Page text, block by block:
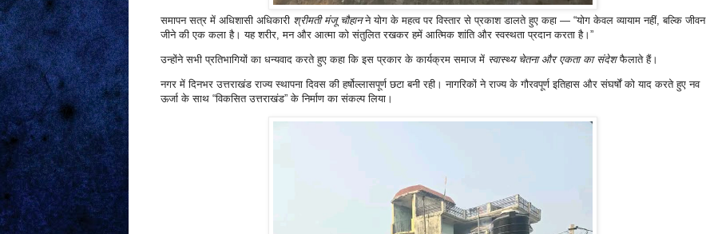
समापन सत्र में अधिशासी अधिकारी श्रीमती मंजू चौहानने योग के महत्व पर विस्तार से प्रकाश डालते हुए कहा — “योग केवल व्यायाम नहीं, बल्कि जीवन
जीने की एक कला है। यह शरीर, मन और आत्मा को संतुलित रखकर हमें आत्मिक शांति और स्वस्थता प्रदान करता है।”
उन्होंने सभी प्रतिभागियों का धन्यवाद करते हुए कहा कि इस प्रकार के कार्यक्रम समाज में स्वास्थ्य चेतना और एकता का संदेशफैलाते हैं।
नगर में दिनभर उत्तराखंड राज्य स्थापना दिवस की हर्षोल्लासपूर्ण छटा बनी रही। नागरिकों ने राज्य के गौरवपूर्ण इतिहास और संघर्षों को याद करते हुए नव
ऊर्जा के साथ “विकसित उत्तराखंड” के निर्माण का संकल्प लिया।